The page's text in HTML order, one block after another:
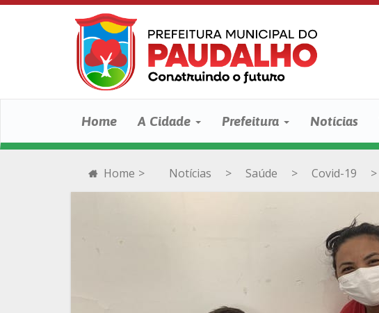
Home A Cidade Prefeitura Notícias
Home > Notícias > Saúde > Covid-19 >